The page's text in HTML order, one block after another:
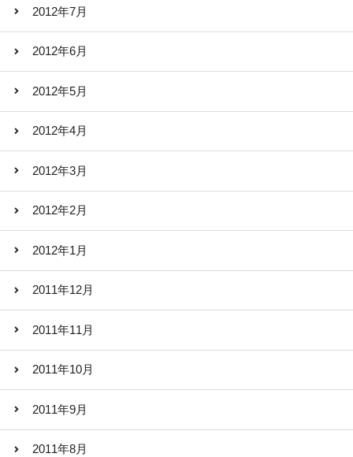
2012年7月
2012年6月
2012年5月
2012年4月
2012年3月
2012年2月
2012年1月
2011年12月
2011年11月
2011年10月
2011年9月
2011年8月